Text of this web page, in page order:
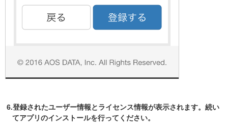
6.登録されたユーザー情報とライセンス情報が表示されます。続い
てアプリのインストールを行ってください。